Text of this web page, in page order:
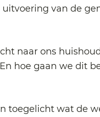
van de
naar ons
hoe gaan we dit
toegelicht wat de